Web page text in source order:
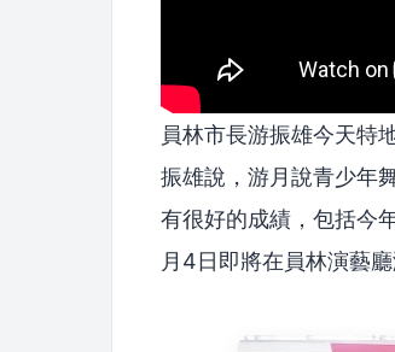
員林市長游振雄今天特
振雄說，游月說青少年
有很好的成績，包括今
月4日即將在員林演藝